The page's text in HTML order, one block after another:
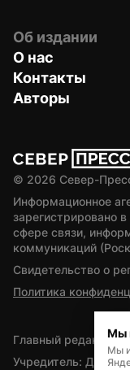
Об издании
О нас
Контакты
Авторы
© 2026 Север-
Информационное
зарегистрировано
сфере связи,
коммуникаций
Свидетельство о
Политика
Главный редактор
Учредитель:
Мы
Мы